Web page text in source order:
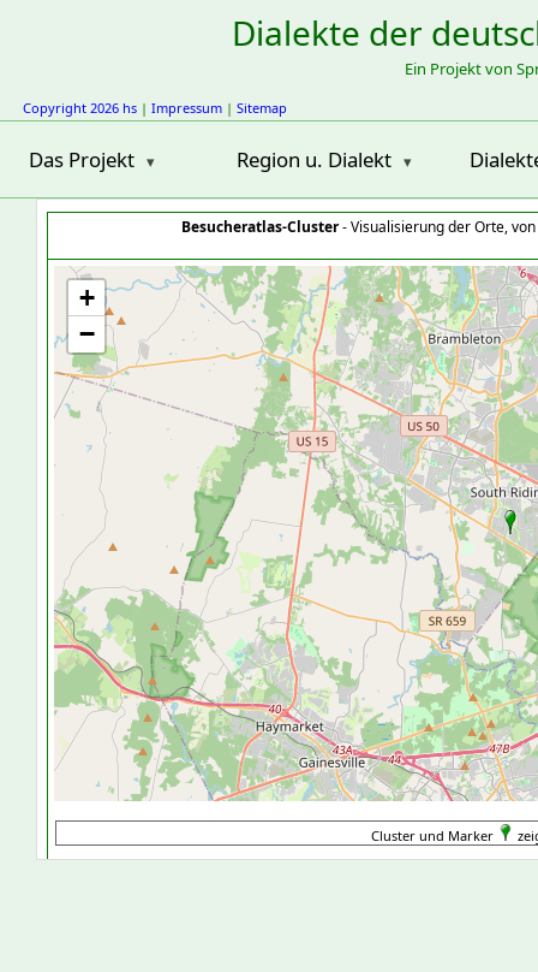
Dialekte der
Ein Projekt von
Copyright 2026 hs | Impressum | Sitemap
Das Projekt Region u. Dialekt
Besucheratlas-Cluster- Visualisierung der Orte,
+
−
Cluster und Marker